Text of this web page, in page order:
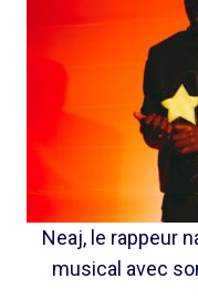
Neaj, le rappeur
musical avec